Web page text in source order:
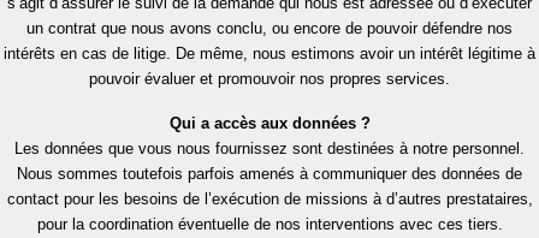
un contrat que nous avons conclu, ou encore de pouvoir défendre nos
intérêts en cas de litige. De même, nous estimons avoir un intérêt légitime à
pouvoir évaluer et promouvoir nos propres services.
Qui a accès aux données ?
Les données que vous nous fournissez sont destinées à notre personnel.
Nous sommes toutefois parfois amenés à communiquer des données de
contact pour les besoins de l’exécution de missions à d’autres prestataires,
pour la coordination éventuelle de nos interventions avec ces tiers.